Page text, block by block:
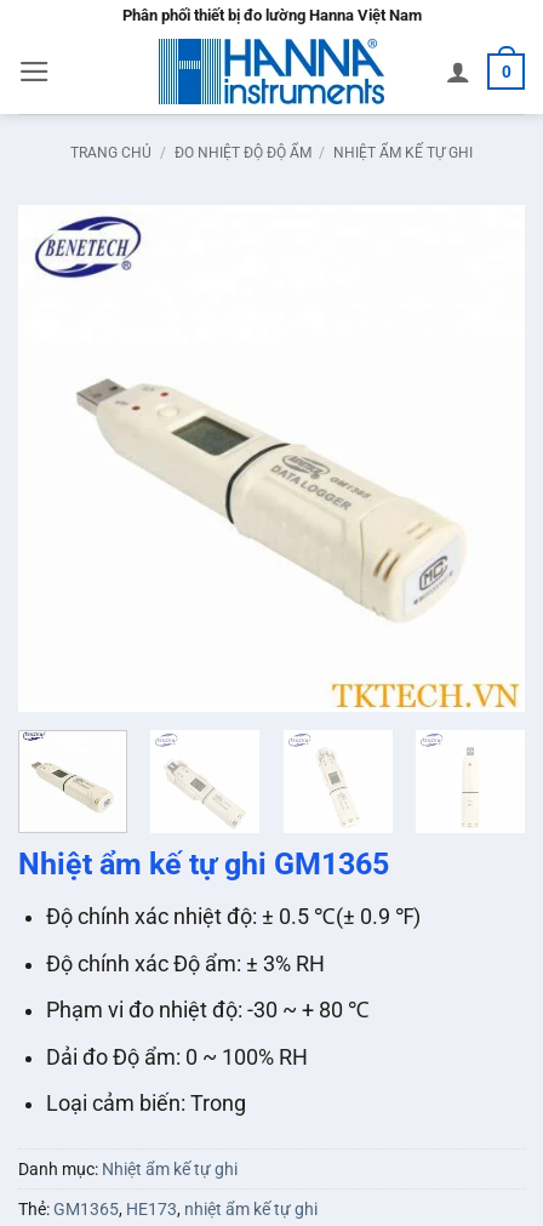
nội
dung
Phân phối thiết bị đo lường Hanna Việt Nam
0
TRANG CHỦ / ĐO NHIỆT ĐỘ ĐỘ ẨM / NHIỆT ẨM KẾ TỰ GHI
Nhiệt ẩm kế tự ghi GM1365
Độ chính xác nhiệt độ: ± 0.5 ℃(± 0.9 ℉)
Độ chính xác Độ ẩm: ± 3% RH
Phạm vi đo nhiệt độ: -30 ~ + 80 ℃
Dải đo Độ ẩm: 0 ~ 100% RH
Loại cảm biến: Trong
Danh mục: Nhiệt ẩm kế tự ghi
Thẻ:GM1365, HE173, nhiệt ẩm kế tự ghi